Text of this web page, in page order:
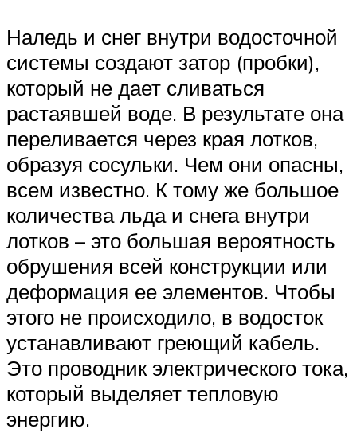
Наледь и снег внутри водосточной
системы создают затор (пробки),
который не дает сливаться
растаявшей воде. В результате она
переливается через края лотков,
образуя сосульки. Чем они опасны,
всем известно. К тому же большое
количества льда и снега внутри
лотков – это большая вероятность
обрушения всей конструкции или
деформация ее элементов. Чтобы
этого не происходило, в водосток
устанавливают греющий кабель.
Это проводник электрического тока,
который выделяет тепловую
энергию.